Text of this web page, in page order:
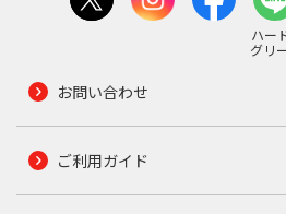
ハー
グリ
お問い合わせ
ご利用ガイド